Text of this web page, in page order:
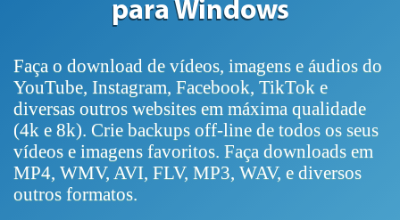
para Windows
Faça o download de vídeos, imagens e áudios do
YouTube, Instagram, Facebook, TikTok e
diversas outros websites em máxima qualidade
(4k e 8k). Crie backups off-line de todos os seus
vídeos e imagens favoritos. Faça downloads em
MP4, WMV, AVI, FLV, MP3, WAV, e diversos
outros formatos.